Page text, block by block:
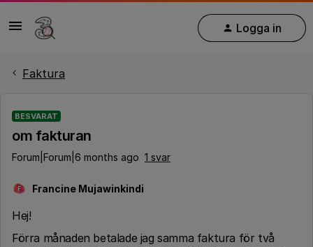
Logga in
Faktura
BESVARAT
om fakturan
Forum|Forum|6 months ago 1 svar
F Francine Mujawinkindi
Hej!
Förra månaden betalade jag samma faktura för två